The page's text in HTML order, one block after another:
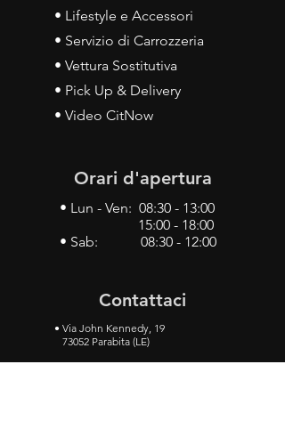
• Lifestyle e Accessori
• Servizio di Carrozzeria
• Vettura Sostitutiva
• Pick Up & Delivery
• Video CitNow
Orari d'apertura
• Lun - Ven: 08:30 - 13:00
15:00 - 18:00
• Sab: 08:30 - 12:00
Contattaci
• Via John Kennedy, 19
73052 Parabita (LE)